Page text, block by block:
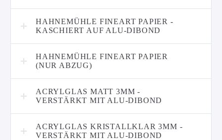
HAHNEMÜHLE FINEART PAPIER -
KASCHIERT AUF ALU-DIBOND
HAHNEMÜHLE FINEART PAPIER
(NUR ABZUG)
ACRYLGLAS MATT 3MM -
VERSTÄRKT MIT ALU-DIBOND
ACRYLGLAS KRISTALLKLAR 3MM -
VERSTÄRKT MIT ALU-DIBOND